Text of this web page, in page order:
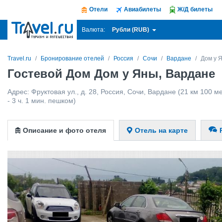
Отели Авиабилеты Ж/Д билеты
Валюта: Рубли (RUB)
Travel.ru Бронирование отелей Россия Сочи Вардане Дом у
Гостевой Дом Дом у Яны, Вардане
Адрес: Фруктовая ул., д. 28 Россия Сочи Вардане (21 км 100
- 3 ч. 1 мин. пешком)
Описание и фото отеля Отель на карте